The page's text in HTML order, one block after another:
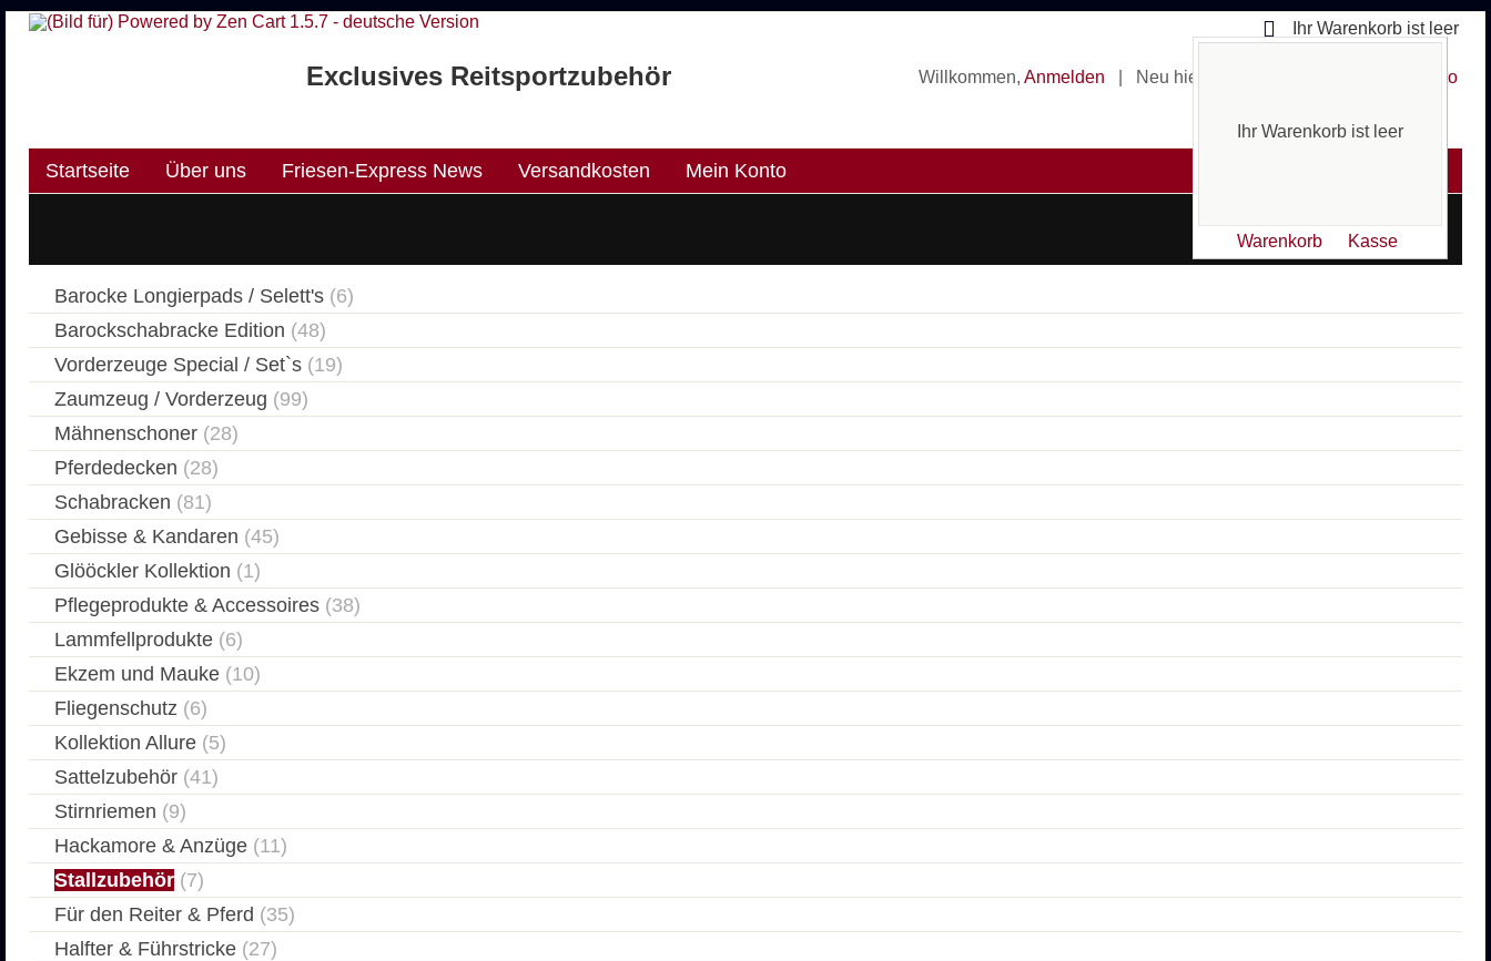
Exclusives Reitsportzubehör
Ihr Warenkorb ist leer
Willkommen,Anmelden Neu hier? Erstellen Sie ein Kundenkonto
Startseite Über uns Friesen-Express News Versandkosten Mein Konto
Barocke Longierpads / Selett's (6)
Barockschabracke Edition (48)
Vorderzeuge Special / Set`s (19)
Zaumzeug / Vorderzeug (99)
Mähnenschoner (28)
Pferdedecken (28)
Schabracken (81)
Gebisse & Kandaren (45)
Glööckler Kollektion (1)
Pflegeprodukte & Accessoires (38)
Lammfellprodukte (6)
Ekzem und Mauke (10)
Fliegenschutz (6)
Kollektion Allure (5)
Sattelzubehör (41)
Stirnriemen (9)
Hackamore & Anzüge (11)
Stallzubehör (7)
Für den Reiter & Pferd (35)
Halfter & Führstricke (27)
Ihr Warenkorb ist leer
Warenkorb Kasse